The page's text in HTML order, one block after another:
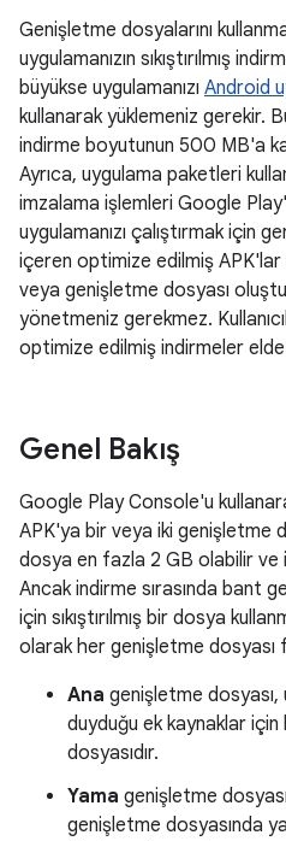
Genişletme dosyalarını
uygulamanızın sıkıştırılmış
büyükse uygulamanızı Android
kullanarak yüklemeniz gerekir.
indirme boyutunun 500 MB'a
Ayrıca, uygulama paketleri
imzalama işlemleri Google Play'e
uygulamanızı çalıştırmak için
içeren optimize edilmiş
veya genişletme dosyası
yönetmeniz gerekmez.
optimize edilmiş indirmeler
Genel Bakış
Google Play Console'u
APK'ya bir veya iki genişletme
dosya en fazla 2 GB olabilir ve
Ancak indirme sırasında bant
için sıkıştırılmış bir dosya
olarak her genişletme dosyası
Ana genişletme dosyası,
duyduğu ek kaynaklar
dosyasıdır.
Yama genişletme
genişletme dosyasında